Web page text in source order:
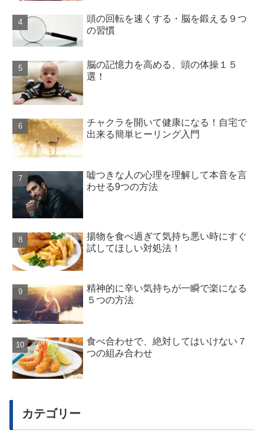
頭の回転を速くする・脳を鍛える９つ
の習慣
脳の記憶力を高める、頭の体操１５
選！
チャクラを開いて健康になる！自宅で
出来る簡単ヒーリング入門
嘘つきな人の心理を理解して本音を言
わせる9つの方法
揚物を食べ過ぎて気持ち悪い時にすぐ
試してほしい対処法！
精神的に辛い気持ちが一瞬で楽になる
５つの方法
食べ合わせで、絶対してはいけない７
つの組み合わせ
カテゴリー